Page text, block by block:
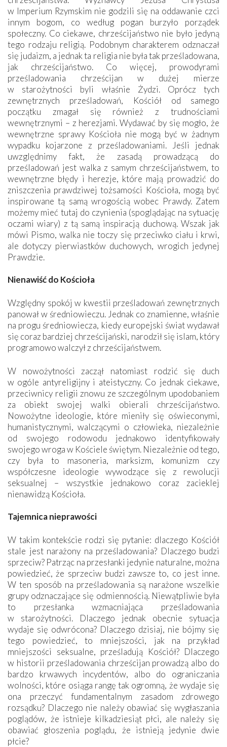
w Imperium Rzymskim nie godzili się na oddawanie czci
innym bogom, co według pogan burzyło porządek
społeczny. Co ciekawe, chrześcijaństwo nie było jedyną
tego rodzaju religią. Podobnym charakterem odznaczał
się judaizm, a jednak ta religia nie była tak prześladowana,
jak chrześcijaństwo. Co więcej, prowodyrami
prześladowania chrześcijan w dużej mierze
w starożytności byli właśnie Żydzi. Oprócz tych
zewnętrznych prześladowań, Kościół od samego
początku zmagał się również z trudnościami
wewnętrznymi – z herezjami. Wydawać by się mogło, że
wewnętrzne sprawy Kościoła nie mogą być w żadnym
wypadku kojarzone z prześladowaniami. Jeśli jednak
uwzględnimy fakt, że zasadą prowadzącą do
prześladowań jest walka z samym chrześcijaństwem, to
wewnętrzne błędy i herezje, które mają prowadzić do
zniszczenia prawdziwej tożsamości Kościoła, mogą być
inspirowane tą samą wrogością wobec Prawdy. Zatem
możemy mieć tutaj do czynienia (spoglądając na sytuację
oczami wiary) z tą samą inspiracją duchową. Wszak jak
mówi Pismo, walka nie toczy się przeciwko ciału i krwi,
ale dotyczy pierwiastków duchowych, wrogich jedynej
Prawdzie.
Nienawiść do Kościoła
Względny spokój w kwestii prześladowań zewnętrznych
panował w średniowieczu. Jednak co znamienne, właśnie
na progu średniowiecza, kiedy europejski świat wydawał
się coraz bardziej chrześcijański, narodził się islam, który
programowo walczył z chrześcijaństwem.
W nowożytności zaczął natomiast rodzić się duch
w ogóle antyreligijny i ateistyczny. Co jednak ciekawe,
przeciwnicy religii znowu ze szczególnym upodobaniem
za obiekt swojej walki obierali chrześcijaństwo.
Nowożytne ideologie, które mieniły się oświeconymi,
humanistycznymi, walczącymi o człowieka, niezależnie
od swojego rodowodu jednakowo identyfikowały
swojego wroga w Kościele świętym. Niezależnie od tego,
czy była to masoneria, marksizm, komunizm czy
współczesne ideologie wywodzące się z rewolucji
seksualnej – wszystkie jednakowo coraz zacieklej
nienawidzą Kościoła.
Tajemnica nieprawości
W takim kontekście rodzi się pytanie: dlaczego Kościół
stale jest narażony na prześladowania? Dlaczego budzi
sprzeciw? Patrząc na przesłanki jedynie naturalne, można
powiedzieć, że sprzeciw budzi zawsze to, co jest inne.
W ten sposób na prześladowania są narażone wszelkie
grupy odznaczające się odmiennością. Niewątpliwie była
to przesłanka wzmacniająca prześladowania
w starożytności. Dlaczego jednak obecnie sytuacja
wydaje się odwrócona? Dlaczego dzisiaj, nie bójmy się
tego powiedzieć, to mniejszości, jak na przykład
mniejszości seksualne, prześladują Kościół? Dlaczego
w historii prześladowania chrześcijan prowadzą albo do
bardzo krwawych incydentów, albo do ograniczania
wolności, które osiąga rangę tak ogromną, że wydaje się
ona przeczyć fundamentalnym zasadom zdrowego
rozsądku? Dlaczego nie należy obawiać się wygłaszania
poglądów, że istnieje kilkadziesiąt płci, ale należy się
obawiać głoszenia poglądu, że istnieją jedynie dwie
płcie?